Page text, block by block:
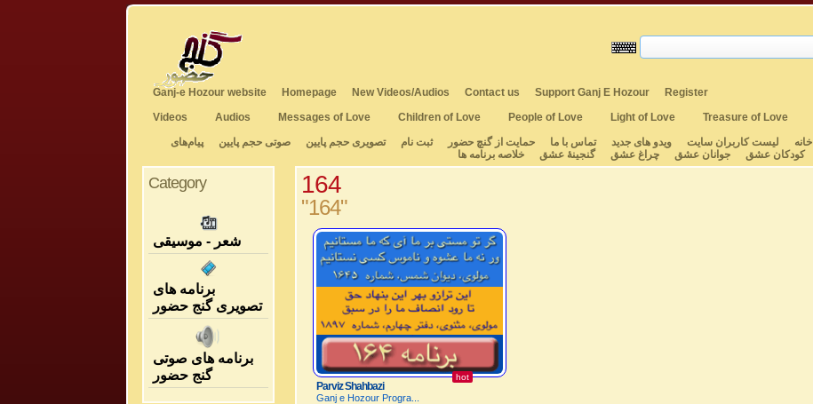
Ganj-e Hozour website Homepage New Videos/Audios Contact us Support Ganj E Hozour
Register
Videos
Audios Messages of Love Children of Love People of Love Light of Love Treasure of Love
خانه لیست کاربران سایت ویدو های جدید تماس با ما حمایت از گنچ حضور ثبت نام تصویری حجم پایین صوتی حجم پایین
پیام‌های
کودکان عشق جوانان عشق چراغ عشق گنجینهٔ عشق خلاصه برنامه ها
Category
شعر - موسیقی
برنامه های
تصویری گنج حضور
برنامه های صوتی
گنج حضور
164
"164"
hot
Parviz Shahbazi
Ganj e Hozour Progra...